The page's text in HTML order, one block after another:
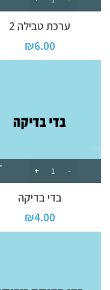
ערכת טבילה 2
₪6.00
בדי בדיקה
₪4.00